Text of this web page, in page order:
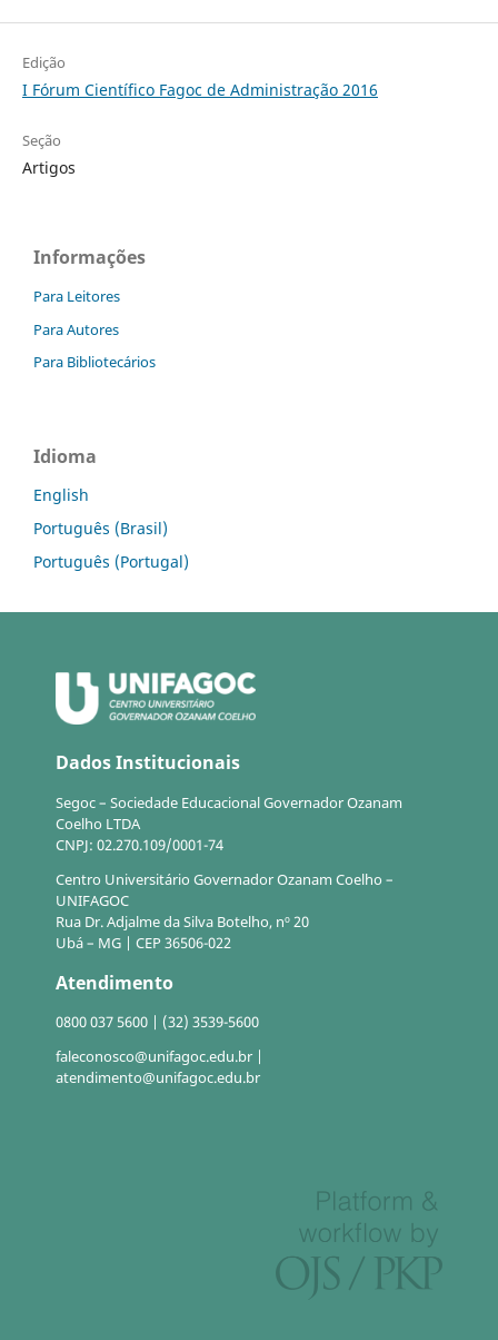
Edição
I Fórum Científico Fagoc de Administração 2016
Seção
Artigos
Informações
Para Leitores
Para Autores
Para Bibliotecários
Idioma
English
Português (Brasil)
Português (Portugal)
Dados Institucionais
Segoc – Sociedade Educacional Governador Ozanam
Coelho LTDA
CNPJ: 02.270.109/0001-74
Centro Universitário Governador Ozanam Coelho –
UNIFAGOC
Rua Dr. Adjalme da Silva Botelho, nº 20
Ubá – MG | CEP 36506-022
Atendimento
0800 037 5600 | (32) 3539-5600
faleconosco@unifagoc.edu.br |
atendimento@unifagoc.edu.br